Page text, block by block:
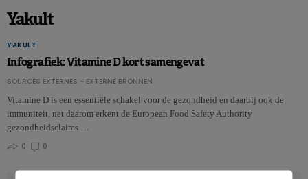
Yakult
YAKULT
Infografiek: Vitamine D kort samengevat
SOURCES EXTERNES - EXTERNE BRONNEN
Vitamine D is een essentiële schakel voor de gezondheid en daarbij ook de
immuniteit, net daarom erkent de European Food Safety Authority
gezondheidsclaims …
0
0